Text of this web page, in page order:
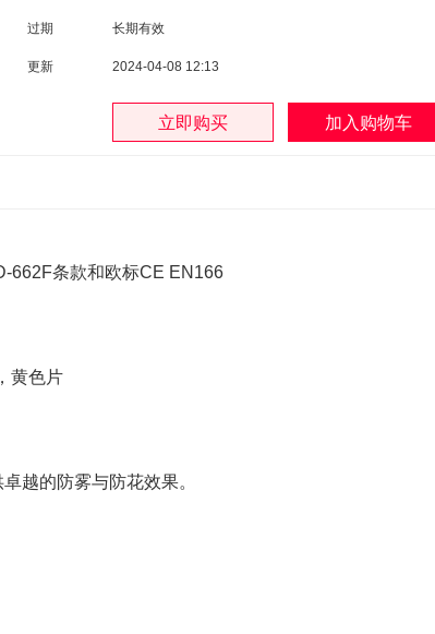
过期 长期有效
更新 2024-04-08 12:13
662F条款和欧标CE EN166
黄色片
越的防雾与防花效果。